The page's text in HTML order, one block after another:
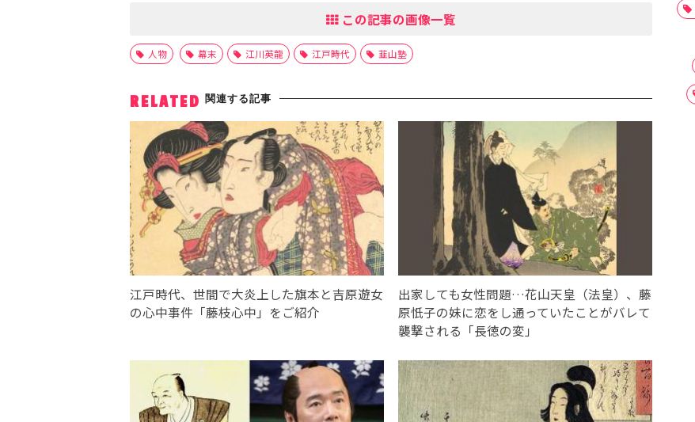
この記事の画像一覧
人物 幕末 江川英龍 江戸時代 韮山塾
RELATED 関連する記事
江戸時代、世間で大炎上した旗本と吉原遊女
の心中事件「藤枝心中」をご紹介
出家しても女性問題…花山天皇（法皇）、藤
原忯子の妹に恋をし通っていたことがバレて
襲撃される「長徳の変」